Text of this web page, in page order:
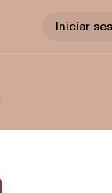
Iniciar